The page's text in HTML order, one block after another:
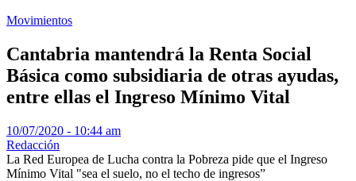
Movimientos
Cantabria mantendrá la Renta Social
Básica como subsidiaria de otras ayudas,
entre ellas el Ingreso Mínimo Vital
10/07/2020 - 10:44 am
Redacción
La Red Europea de Lucha contra la Pobreza pide que el Ingreso
Mínimo Vital "sea el suelo, no el techo de ingresos”